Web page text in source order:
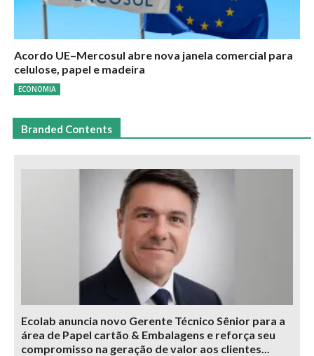
Acordo UE–Mercosul abre nova janela comercial para
celulose, papel e madeira
ECONOMIA
Branded Contents
Ecolab anuncia novo Gerente Técnico Sênior para a
área de Papel cartão & Embalagens e reforça seu
compromisso na geração de valor aos clientes...